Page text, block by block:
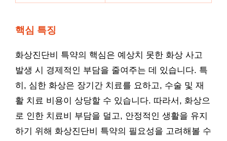
핵심 특징
화상진단비 특약의 핵심은 예상치 못한 화상 사고
발생 시 경제적인 부담을 줄여주는 데 있습니다. 특
히, 심한 화상은 장기간 치료를 요하고, 수술 및 재
활 치료 비용이 상당할 수 있습니다. 따라서, 화상으
로 인한 치료비 부담을 덜고, 안정적인 생활을 유지
하기 위해 화상진단비 특약의 필요성을 고려해볼 수